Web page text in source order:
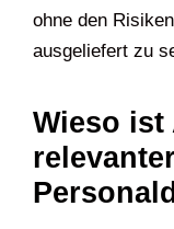
tatsächlich
werden, die mit
an wechselnde
anzupassen,